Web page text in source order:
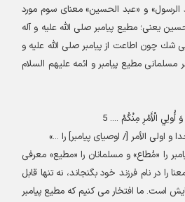
الرسول» و «عبد الحسين» معناى سوم مورد
يعنى؛ مطيع پيامبر صلى الله عليه و آله
شك چون اطاعت از پيامبر صلى الله عليه و
مطيع پيامبر و ائمه عليهم السلام
الْأَمْرِ مِنْكُمْ .... 5
اولى الأمر [/ اوصياى پيامبر] را...»
را «مُطاع» و مسلمانان را «مطيع» معرفى
در نام فرزند خود بگنجاند، نه تنها قابل
ما افتخار مى‏ كنيم كه مطيع پيامبر